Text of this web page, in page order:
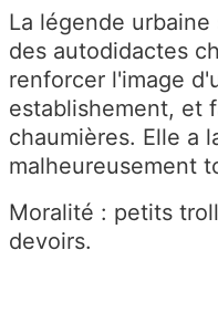
La légende
des autodidactes
renforcer l'image
establishement, et
chaumières. Elle a
malheureusement
Moralité : petits
devoirs.